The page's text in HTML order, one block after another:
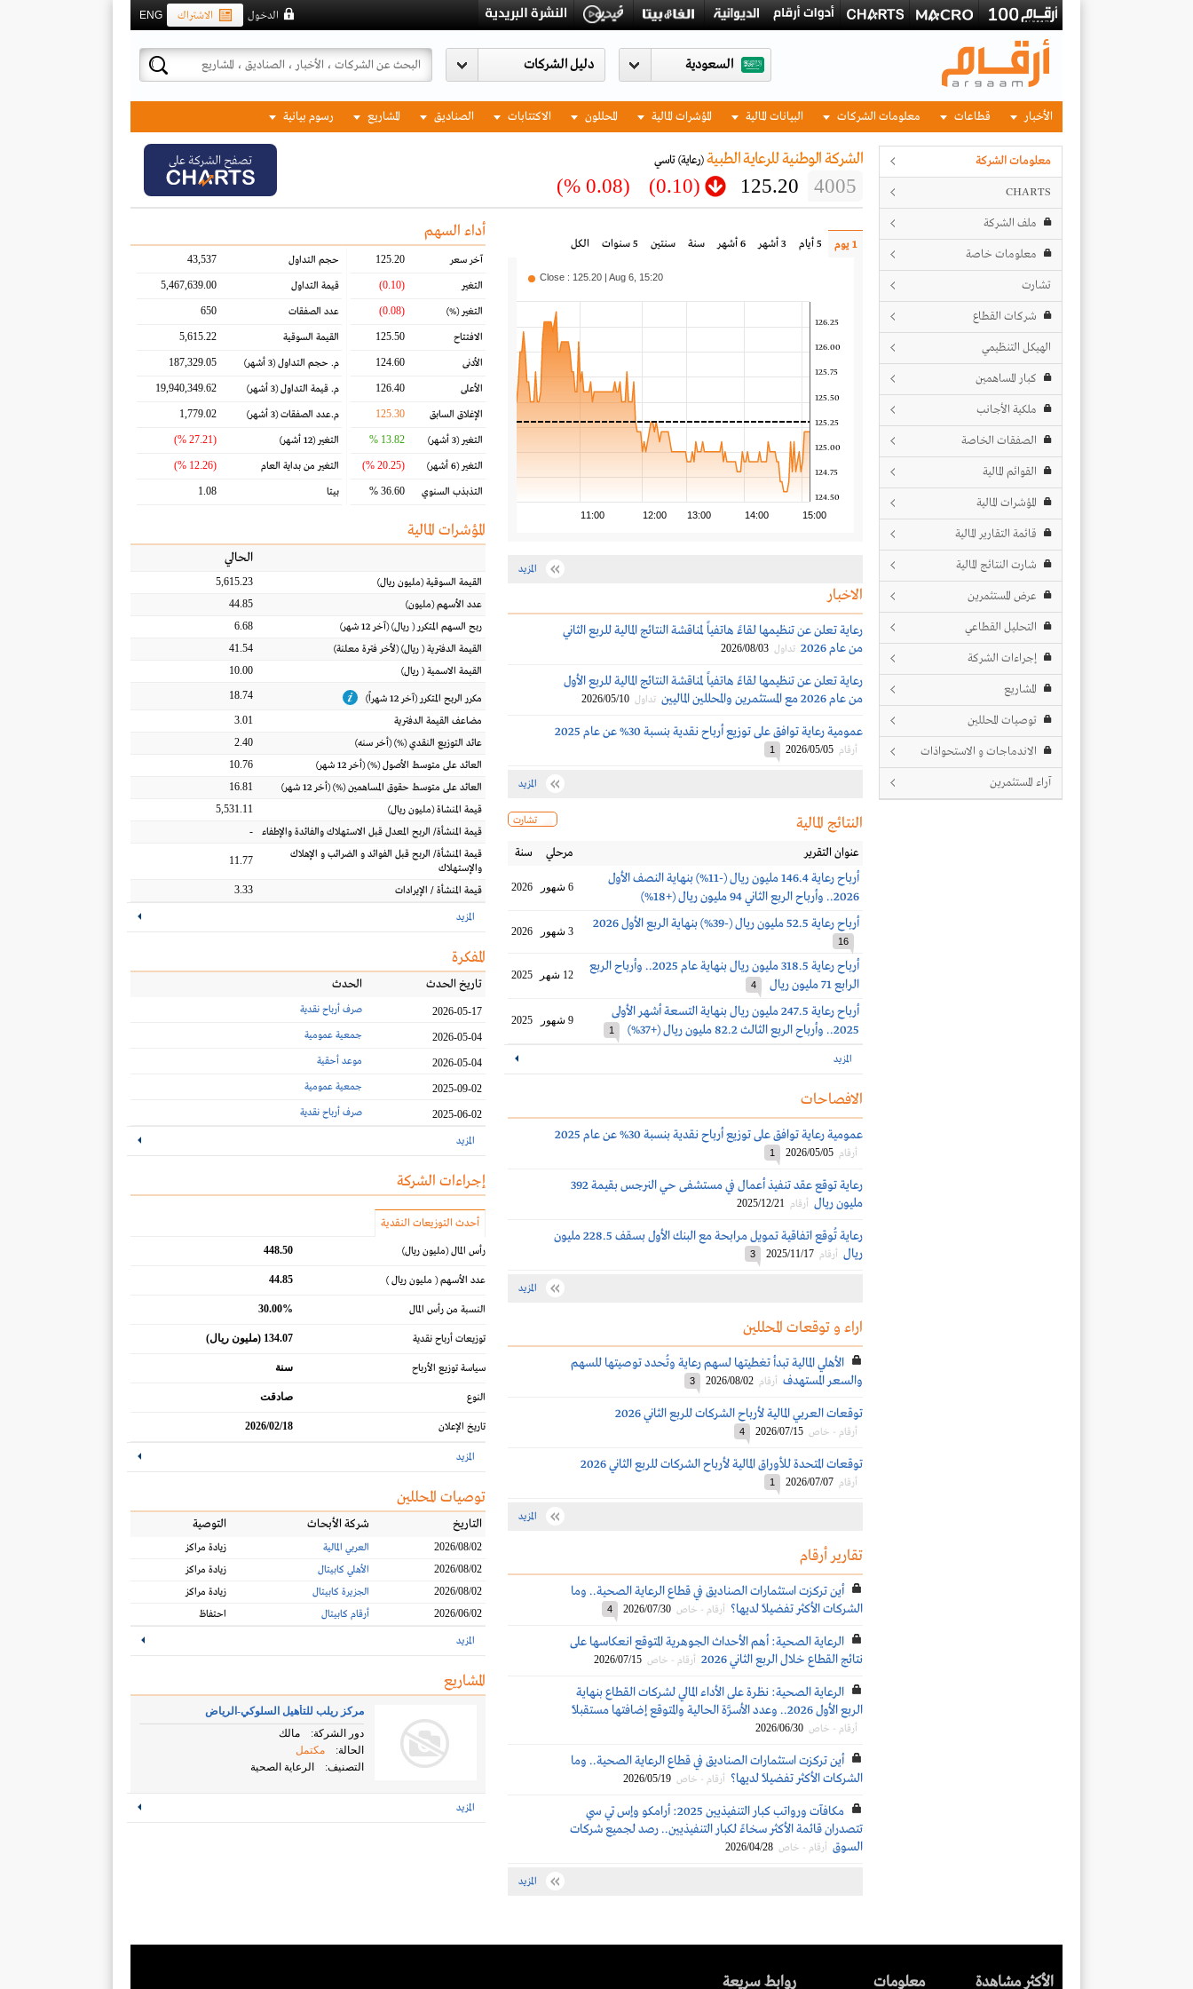
ENG الاشتراك الدخول
السعودية
الأخبار قطاعات معلومات الشركات البيانات المالية المؤشرات المالية المحللون الاكتتابات الصناديق المشاريع رسوم بيانية
معلومات الشركة
CHARTS
ملف الشركة
معلومات خاصة
تشارت
شركات القطاع
الهيكل التنظيمي
كبار المساهمين
ملكية الأجانب
الصفقات الخاصة
القوائم المالية
المؤشرات المالية
قائمة التقارير المالية
شارت النتائج المالية
عرض المستثمرين
التحليل القطاعي
إجراءات الشركة
المشاريع
توصيات المحللين
الاندماجات و الاستحواذات
آراء المستثمرين
الشركة الوطنية للرعاية الطبية (رعاية)تاسي
4005
125.20
(0.10)
(0.08 %)
تصفح الشركة على
1 يوم 5 أيام 3 أشهر 6 أشهر سنة سنتين 5 سنوات الكل
11:00 12:00 13:00 14:00 15:00
124.50
124.75
125.00
125.25
125.50
125.75
126.00
126.25
Close : 125.20 | Aug 6, 15:20
المزيد
الاخبار
رعاية تعلن عن تنظيمها لقاءً هاتفياً لمناقشة النتائج المالية للربع الثاني
من عام 2026
تداول 2026/08/03
رعاية تعلن عن تنظيمها لقاءً هاتفياً لمناقشة النتائج المالية للربع الأول
من عام 2026 مع المستثمرين والمحللين الماليين
تداول 2026/05/10
عمومية رعاية توافق على توزيع أرباح نقدية بنسبة 30% عن عام 2025
أرقام 2026/05/05
1
المزيد
تشارت النتائج المالية
عنوان التقرير مرحلي سنة
أرباح رعاية 146.4 مليون ريال (-11%) بنهاية النصف الأول
2026.. وأرباح الربع الثاني 94 مليون ريال (+18%)
6 شهور 2026
أرباح رعاية 52.5 مليون ريال (-39%) بنهاية الربع الأول 2026
16
3 شهور 2026
أرباح رعاية 318.5 مليون ريال بنهاية عام 2025.. وأرباح الربع
الرابع 71 مليون ريال
4
12 شهر 2025
أرباح رعاية 247.5 مليون ريال بنهاية التسعة أشهر الأولى
2025.. وأرباح الربع الثالث 82.2 مليون ريال (+37%)
1
9 شهور 2025
المزيد
الافصاحات
عمومية رعاية توافق على توزيع أرباح نقدية بنسبة 30% عن عام 2025
أرقام 2026/05/05
1
رعاية توقع عقد تنفيذ أعمال في مستشفى حي النرجس بقيمة 392
مليون ريال أرقام 2025/12/21
رعاية تُوقع اتفاقية تمويل مرابحة مع البنك الأول بسقف 228.5 مليون
ريال أرقام 2025/11/17
3
المزيد
اراء و توقعات المحللين
الأهلي المالية تبدأ تغطيتها لسهم رعاية وتُحدد توصيتها للسهم
والسعر المستهدف أرقام 2026/08/02
3
توقعات العربي المالية لأرباح الشركات للربع الثاني 2026
أرقام - خاص 2026/07/15
4
توقعات المتحدة للأوراق المالية لأرباح الشركات للربع الثاني 2026
أرقام 2026/07/07
1
المزيد
تقارير أرقام
أين تركزت استثمارات الصناديق في قطاع الرعاية الصحية.. وما
الشركات الأكثر تفضيلاً لديها؟ أرقام - خاص 2026/07/30
4
الرعاية الصحية: أهم الأحداث الجوهرية المتوقع انعكاسها على
نتائج القطاع خلال الربع الثاني 2026
أرقام - خاص 2026/07/15
الرعاية الصحية: نظرة على الأداء المالي لشركات القطاع بنهاية
الربع الأول 2026.. وعدد الأسرَّة الحالية والمتوقع إضافتها مستقبلاً
أرقام - خاص 2026/06/30
أين تركزت استثمارات الصناديق في قطاع الرعاية الصحية.. وما
الشركات الأكثر تفضيلاً لديها؟ أرقام - خاص 2026/05/19
مكافآت ورواتب كبار التنفيذيين 2025: أرامكو وإس تي سي
تتصدران قائمة الأكثر سخاءً لكبار التنفيذيين.. رصد لجميع شركات
السوق أرقام - خاص 2026/04/28
المزيد
أداء السهم
آخر سعر 125.20
التغير (0.10)
التغير(%)
(0.08)
الافتتاح 125.50
الأدنى 124.60
الأعلى 126.40
الإغلاق السابق 125.30
التغير(3 أشهر) 13.82 %
التغير(6 أشهر) (20.25 %)
التذبذب السنوي 36.60 %
حجم التداول 43,537
قيمة التداول 5,467,639.00
عدد الصفقات 650
القيمة السوقية 5,615.22
م. حجم التداول(3 أشهر) 187,329.05
م. قيمة التداول(3 أشهر) 19,940,349.62
م.عدد الصفقات(3 أشهر) 1,779.02
التغير(12 أشهر) (27.21 %)
التغير من بداية العام (12.26 %)
بيتا 1.08
المؤشرات المالية
الحالي
القيمة السوقية(مليون ريال)
5,615.23
عدد الأسهم(مليون)
44.85
ربح السهم المتكرر( ريال) (آخر 12 شهر)
6.68
القيمة الدفترية( ريال) (لأخر فترة معلنة)
41.54
القيمة الاسمية( ريال)
10.00
مكرر الربح المتكرر (آخر 12 شهراً) 18.74
مضاعف القيمة الدفترية
3.01
عائد التوزيع النقدي(%) (أخر سنه)
2.40
العائد على متوسط الأصول(%) (أخر 12 شهر)
10.76
العائد على متوسط حقوق المساهمين(%) (أخر 12 شهر)
16.81
قيمة المنشاة(مليون ريال)
5,531.11
قيمة المنشأة/ الربح المعدل قبل الاستهلاك والفائدة والإطفاء
-
قيمة المنشأة/ الربح قبل الفوائد و الضرائب و الإهلاك
والإستهلاك
11.77
قيمة المنشأة / الإيرادات 3.33
المزيد
المفكرة
تاريخ الحدث الحدث
2026-05-17 صرف أرباح نقدية
2026-05-04 جمعية عمومية
2026-05-04 موعد أحقية
2025-09-02 جمعية عمومية
2025-06-02 صرف أرباح نقدية
المزيد
إجراءات الشركة
أحدث التوزيعات النقدية
رأس المال(مليون ريال) 448.50
عدد الأسهم( مليون ريال ) 44.85
النسبة من رأس المال 30.00%
توزيعات أرباح نقدية 134.07 (مليون ريال)
سياسة توزيع الأرباح سنة
النوع صادقت
تاريخ الإعلان 2026/02/18
المزيد
توصيات المحللين
التاريخ شركة الأبحاث التوصية
2026/08/02 العربي المالية
زيادة مراكز
2026/08/02
الأهلي كابيتال
زيادة مراكز
2026/08/02
الجزيرة كابيتال
زيادة مراكز
2026/06/02
أرقام كابيتال احتفاظ
المزيد
المشاريع
مركز ريلب للتأهيل السلوكي-الرياض
دور الشركة:
مالك
الحالة:
مكتمل
التصنيف:
الرعاية الصحية
المزيد
الأكثر مشاهدة معلومات روابط سريعة